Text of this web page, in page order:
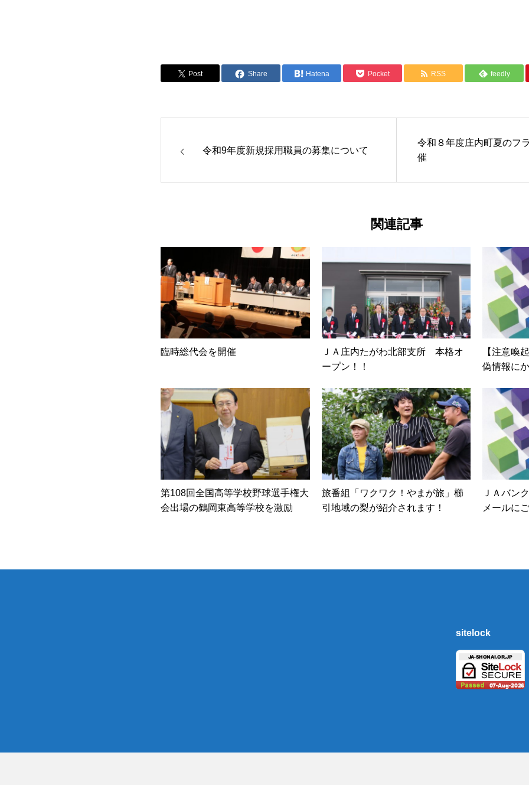
Post Share Hatena Pocket RSS feedly
令和9年度新規採用職員の募集について
令和８年度庄内町夏のフ
催
関連記事
臨時総代会を開催
ＪＡ庄内たがわ北部支所 本格オ
ープン！！
【注意喚
偽情報に
第108回全国高等学校野球選手権大
会出場の鶴岡東高等学校を激励
旅番組「ワクワク！やまが旅」櫛
引地域の梨が紹介されます！
ＪＡバン
メールに
sitelock